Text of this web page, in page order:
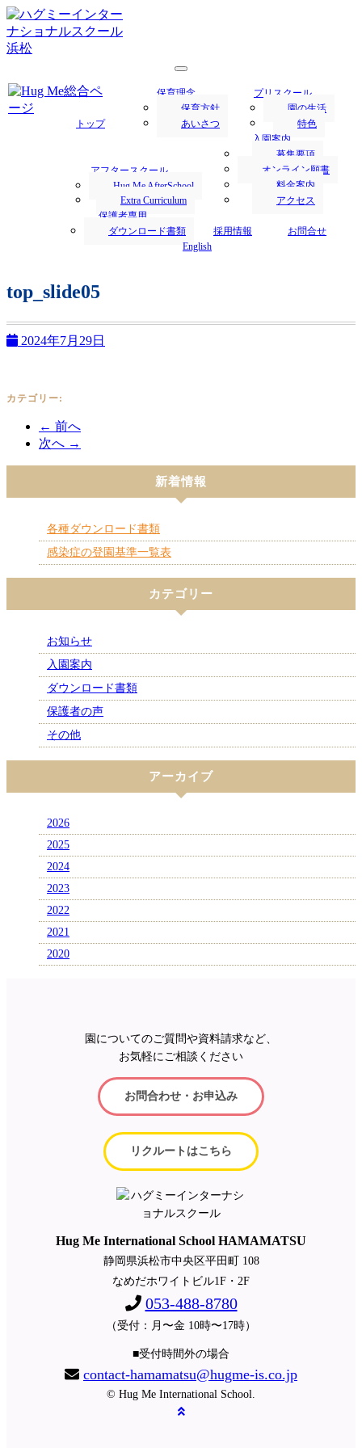
浜松の保育園／Hug Me International
School｜ハグミー・インターナショナ
浜松市にあるハグミー・インターナショナルスクールでは、
1才からの英語保育を行います。
トップ
保育理念
保育方針
あいさつ
プリスクール
園の生活
特色
アフタースクール
Hug Me AfterSchool
Extra Curriculum
入園案内
募集要項
オンライン願書
料金案内
アクセス
保護者専用
ダウンロード書類
採用情報
お問合せ
English
top_slide05
2024年7月29日
カテゴリー:
← 前へ
次へ →
新着情報
各種ダウンロード書類
感染症の登園基準一覧表
カテゴリー
お知らせ
入園案内
ダウンロード書類
保護者の声
その他
アーカイブ
2026
2025
2024
2023
2022
2021
2020
園についてのご質問や資料請求など、
お気軽にご相談ください
お問合わせ・お申込み
リクルートはこちら
Hug Me International School HAMAMATSU
静岡県浜松市中央区平田町 108
なめだホワイトビル1F・2F
053-488-8780
（受付：月〜金 10時〜17時）
■受付時間外の場合
contact-hamamatsu@hugme-is.co.jp
© Hug Me International School.